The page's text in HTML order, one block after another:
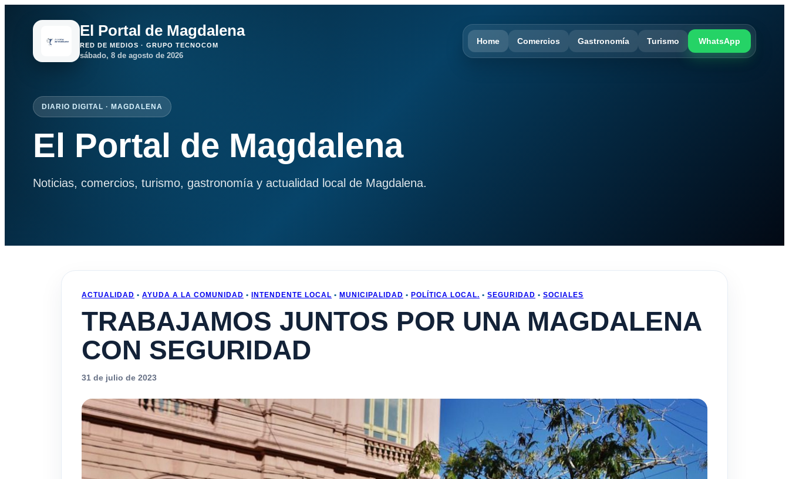
El Portal de Magdalena
RED DE MEDIOS · GRUPO TECNOCOM
sábado, 8 de agosto de 2026
Home Comercios Gastronomía Turismo WhatsApp
DIARIO DIGITAL · MAGDALENA
El Portal de Magdalena
Noticias, comercios, turismo, gastronomía y actualidad local de Magdalena.
ACTUALIDAD • AYUDA A LA COMUNIDAD • INTENDENTE LOCAL • MUNICIPALIDAD • POLÍTICA LOCAL. • SEGURIDAD • SOCIALES
TRABAJAMOS JUNTOS POR UNA MAGDALENA
CON SEGURIDAD
31 de julio de 2023